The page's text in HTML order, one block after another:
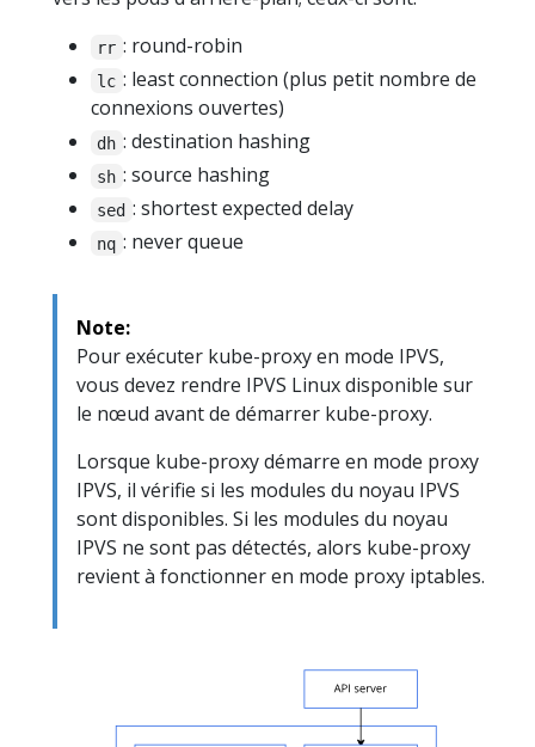
rr : round-robin
lc : least connection (plus petit nombre de
connexions ouvertes)
dh : destination hashing
sh : source hashing
sed : shortest expected delay
nq : never queue
Note:
Pour exécuter kube-proxy en mode IPVS,
vous devez rendre IPVS Linux disponible sur
le nœud avant de démarrer kube-proxy.
Lorsque kube-proxy démarre en mode proxy
IPVS, il vérifie si les modules du noyau IPVS
sont disponibles. Si les modules du noyau
IPVS ne sont pas détectés, alors kube-proxy
revient à fonctionner en mode proxy iptables.